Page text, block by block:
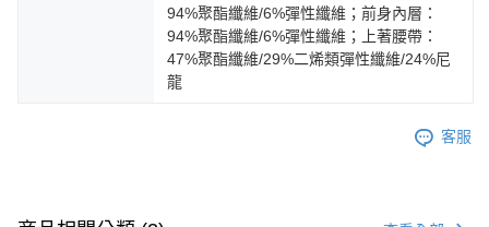
94%聚酯纖維/6%彈性纖維；前身內層：
94%聚酯纖維/6%彈性纖維；上著腰帶：
47%聚酯纖維/29%二烯類彈性纖維/24%尼
龍
客服